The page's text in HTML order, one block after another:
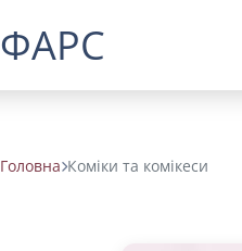
ФАРС
Головна Коміки та комікеси